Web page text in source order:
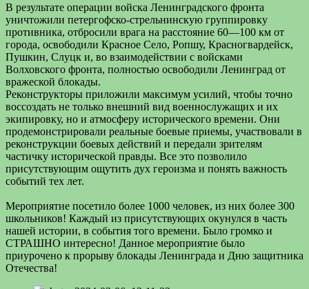
В результате операции войска Ленинградского фронта
уничтожили петергофско-стрельнинскую группировку
противника, отбросили врага на расстояние 60—100 км от
города, освободили Красное Село, Ропшу, Красногвардейск,
Пушкин, Слуцк и, во взаимодействии с войсками
Волховского фронта, полностью освободили Ленинград от
вражеской блокады.
Реконструкторы приложили максимум усилий, чтобы точно
воссоздать не только внешний вид военнослужащих и их
экипировку, но и атмосферу исторического времени. Они
продемонстрировали реальные боевые приемы, участвовали в
реконструкции боевых действий и передали зрителям
частичку исторической правды. Все это позволило
присутствующим ощутить дух героизма и понять важность
событий тех лет.
Мероприятие посетило более 1000 человек, из них более 300
школьников! Каждый из присутствующих окунулся в часть
нашей истории, в события того времени. Было громко и
СТРАШНО интересно! Данное мероприятие было
приурочено к прорыву блокады Ленинграда и Дню защитника
Отечества!